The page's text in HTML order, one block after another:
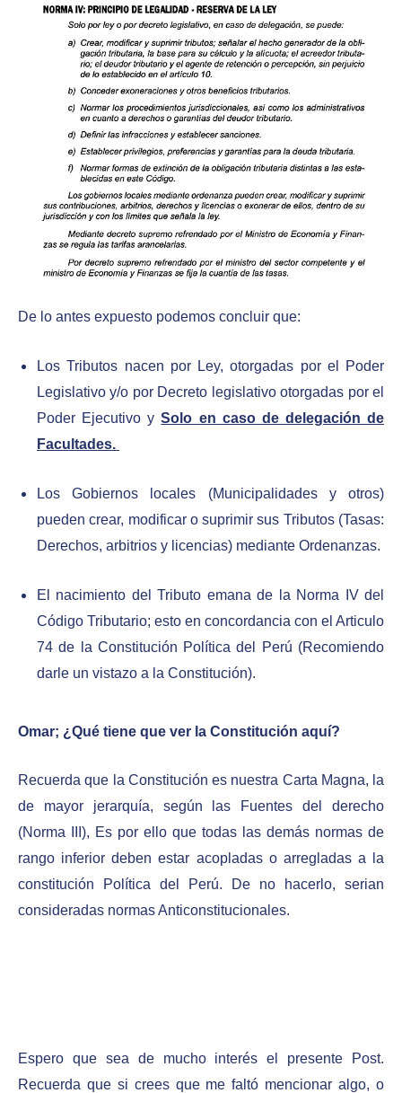
De lo antes expuesto podemos concluir que:
Los Tributos nacen por Ley, otorgadas por el Poder
Legislativo y/o por Decreto legislativo otorgadas por el
Poder Ejecutivo ySolo en caso de delegación de
Facultades.
Los Gobiernos locales (Municipalidades y otros)
pueden crear, modificar o suprimir sus Tributos (Tasas:
Derechos, arbitrios y licencias) mediante Ordenanzas.
El nacimiento del Tributo emana de la Norma IV del
Código Tributario; esto en concordancia con el Articulo
74 de la Constitución Política del Perú (Recomiendo
darle un vistazo a la Constitución).
Omar; ¿Qué tiene que ver la Constitución aquí?
Recuerda que la Constitución es nuestra Carta Magna, la
de mayor jerarquía, según las Fuentes del derecho
(Norma III), Es por ello que todas las demás normas de
rango inferior deben estar acopladas o arregladas a la
constitución Política del Perú. De no hacerlo, serian
consideradas normas Anticonstitucionales.
Espero que sea de mucho interés el presente Post.
Recuerda que si crees que me faltó mencionar algo, o